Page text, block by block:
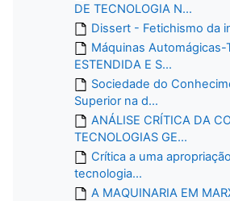
DE TECNOLOGIA N...
Dissert - Fetichismo da
Máquinas Automágicas-
ESTENDIDA E S...
Sociedade do
Superior na d...
ANÁLISE CRÍTICA DA
TECNOLOGIAS GE...
Crítica a uma
tecnologia...
A MAQUINARIA EM